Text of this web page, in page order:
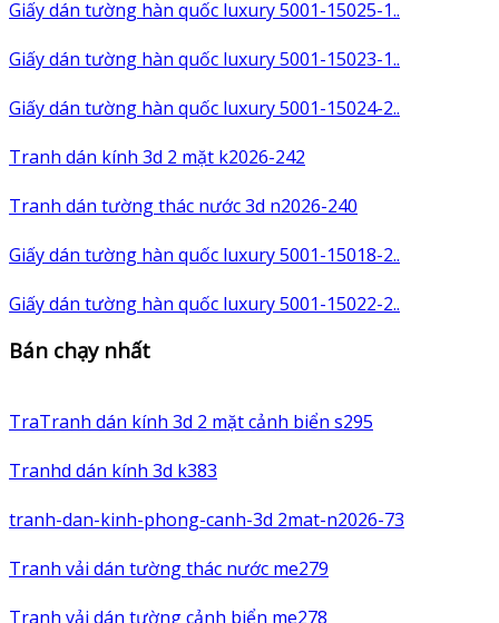
Giấy dán tường hàn quốc luxury 5001-15025-1..
Giấy dán tường hàn quốc luxury 5001-15023-1..
Giấy dán tường hàn quốc luxury 5001-15024-2..
Tranh dán kính 3d 2 mặt k2026-242
Tranh dán tường thác nước 3d n2026-240
Giấy dán tường hàn quốc luxury 5001-15018-2..
Giấy dán tường hàn quốc luxury 5001-15022-2..
Bán chạy nhất
TraTranh dán kính 3d 2 mặt cảnh biển s295
Tranhd dán kính 3d k383
tranh-dan-kinh-phong-canh-3d 2mat-n2026-73
Tranh vải dán tường thác nước me279
Tranh vải dán tường cảnh biển me278